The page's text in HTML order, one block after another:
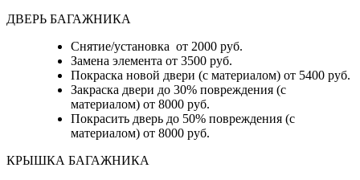
ДВЕРЬ БАГАЖНИКА
Снятие/установка от 2000 руб.
Замена элемента от 3500 руб.
Покраска новой двери (с материалом) от 5400 руб.
Закраска двери до 30% повреждения (с
материалом) от 8000 руб.
Покрасить дверь до 50% повреждения (с
материалом) от 8000 руб.
КРЫШКА БАГАЖНИКА